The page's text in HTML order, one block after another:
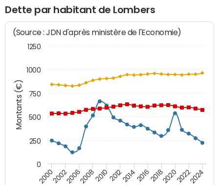
Dette par habitant de Lombers
Montants (€)
(Source : JDN d'après ministère de l'Economie)
200020022006200820102012201420162018202020222024
0
250
500
750
1000
1250